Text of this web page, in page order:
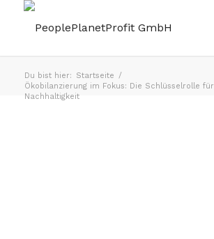
Du bist hier: Startseite /
Ökobilanzierung im Fokus: Die Schlüsselrolle für
Nachhaltigkeit